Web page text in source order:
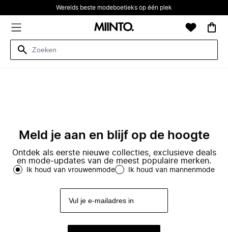
Werelds beste modeboetieks op één plek
Meld je aan en blijf op de hoogte
Ontdek als eerste nieuwe collecties, exclusieve deals
en mode-updates van de meest populaire merken.
Ik houd van vrouwenmode Ik houd van mannenmode